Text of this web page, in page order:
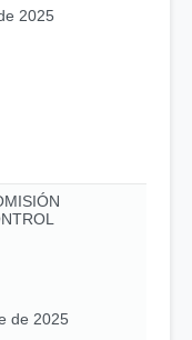
2025
de 2025